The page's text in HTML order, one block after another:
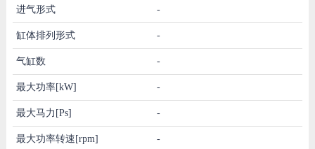
进气形式 -
缸体排列形式 -
气缸数 -
最大功率[kW] -
最大马力[Ps] -
最大功率转速[rpm] -